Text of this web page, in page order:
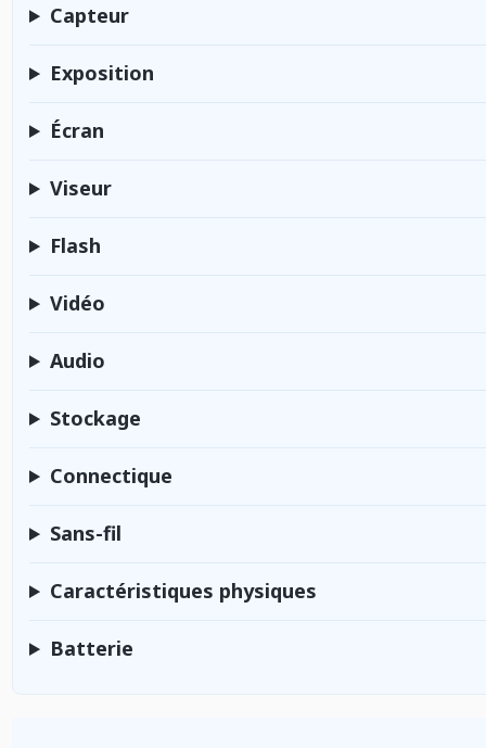
Capteur
Exposition
Écran
Viseur
Flash
Vidéo
Audio
Stockage
Connectique
Sans-fil
Caractéristiques physiques
Batterie